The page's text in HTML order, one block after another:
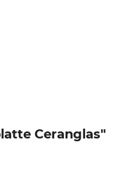
Ceranglas"